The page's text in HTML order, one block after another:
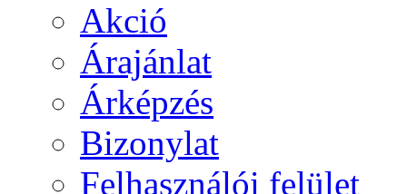
Akció
Árajánlat
Árképzés
Bizonylat
Felhasználói felület